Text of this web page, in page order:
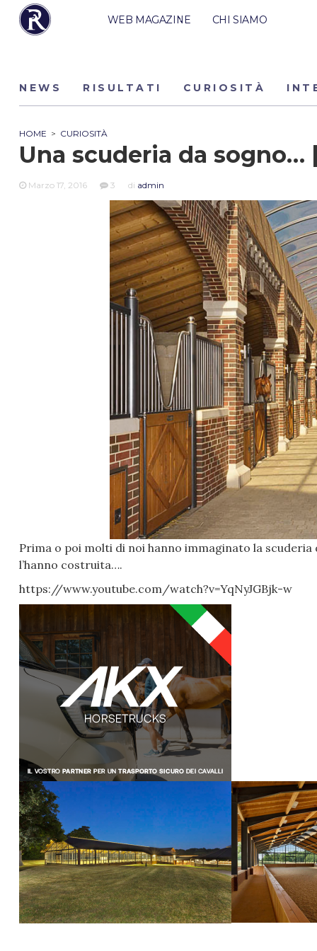
WEB MAGAZINE CHI SIAMO
NEWS RISULTATI CURIOSITÀ
HOME > CURIOSITÀ
Una scuderia da sogno…
Marzo 17, 2016 3 di admin
Prima o poi molti di noi hanno immaginato la
l’hanno costruita….
https://www.youtube.com/watch?v=YqNyJGBjk-w